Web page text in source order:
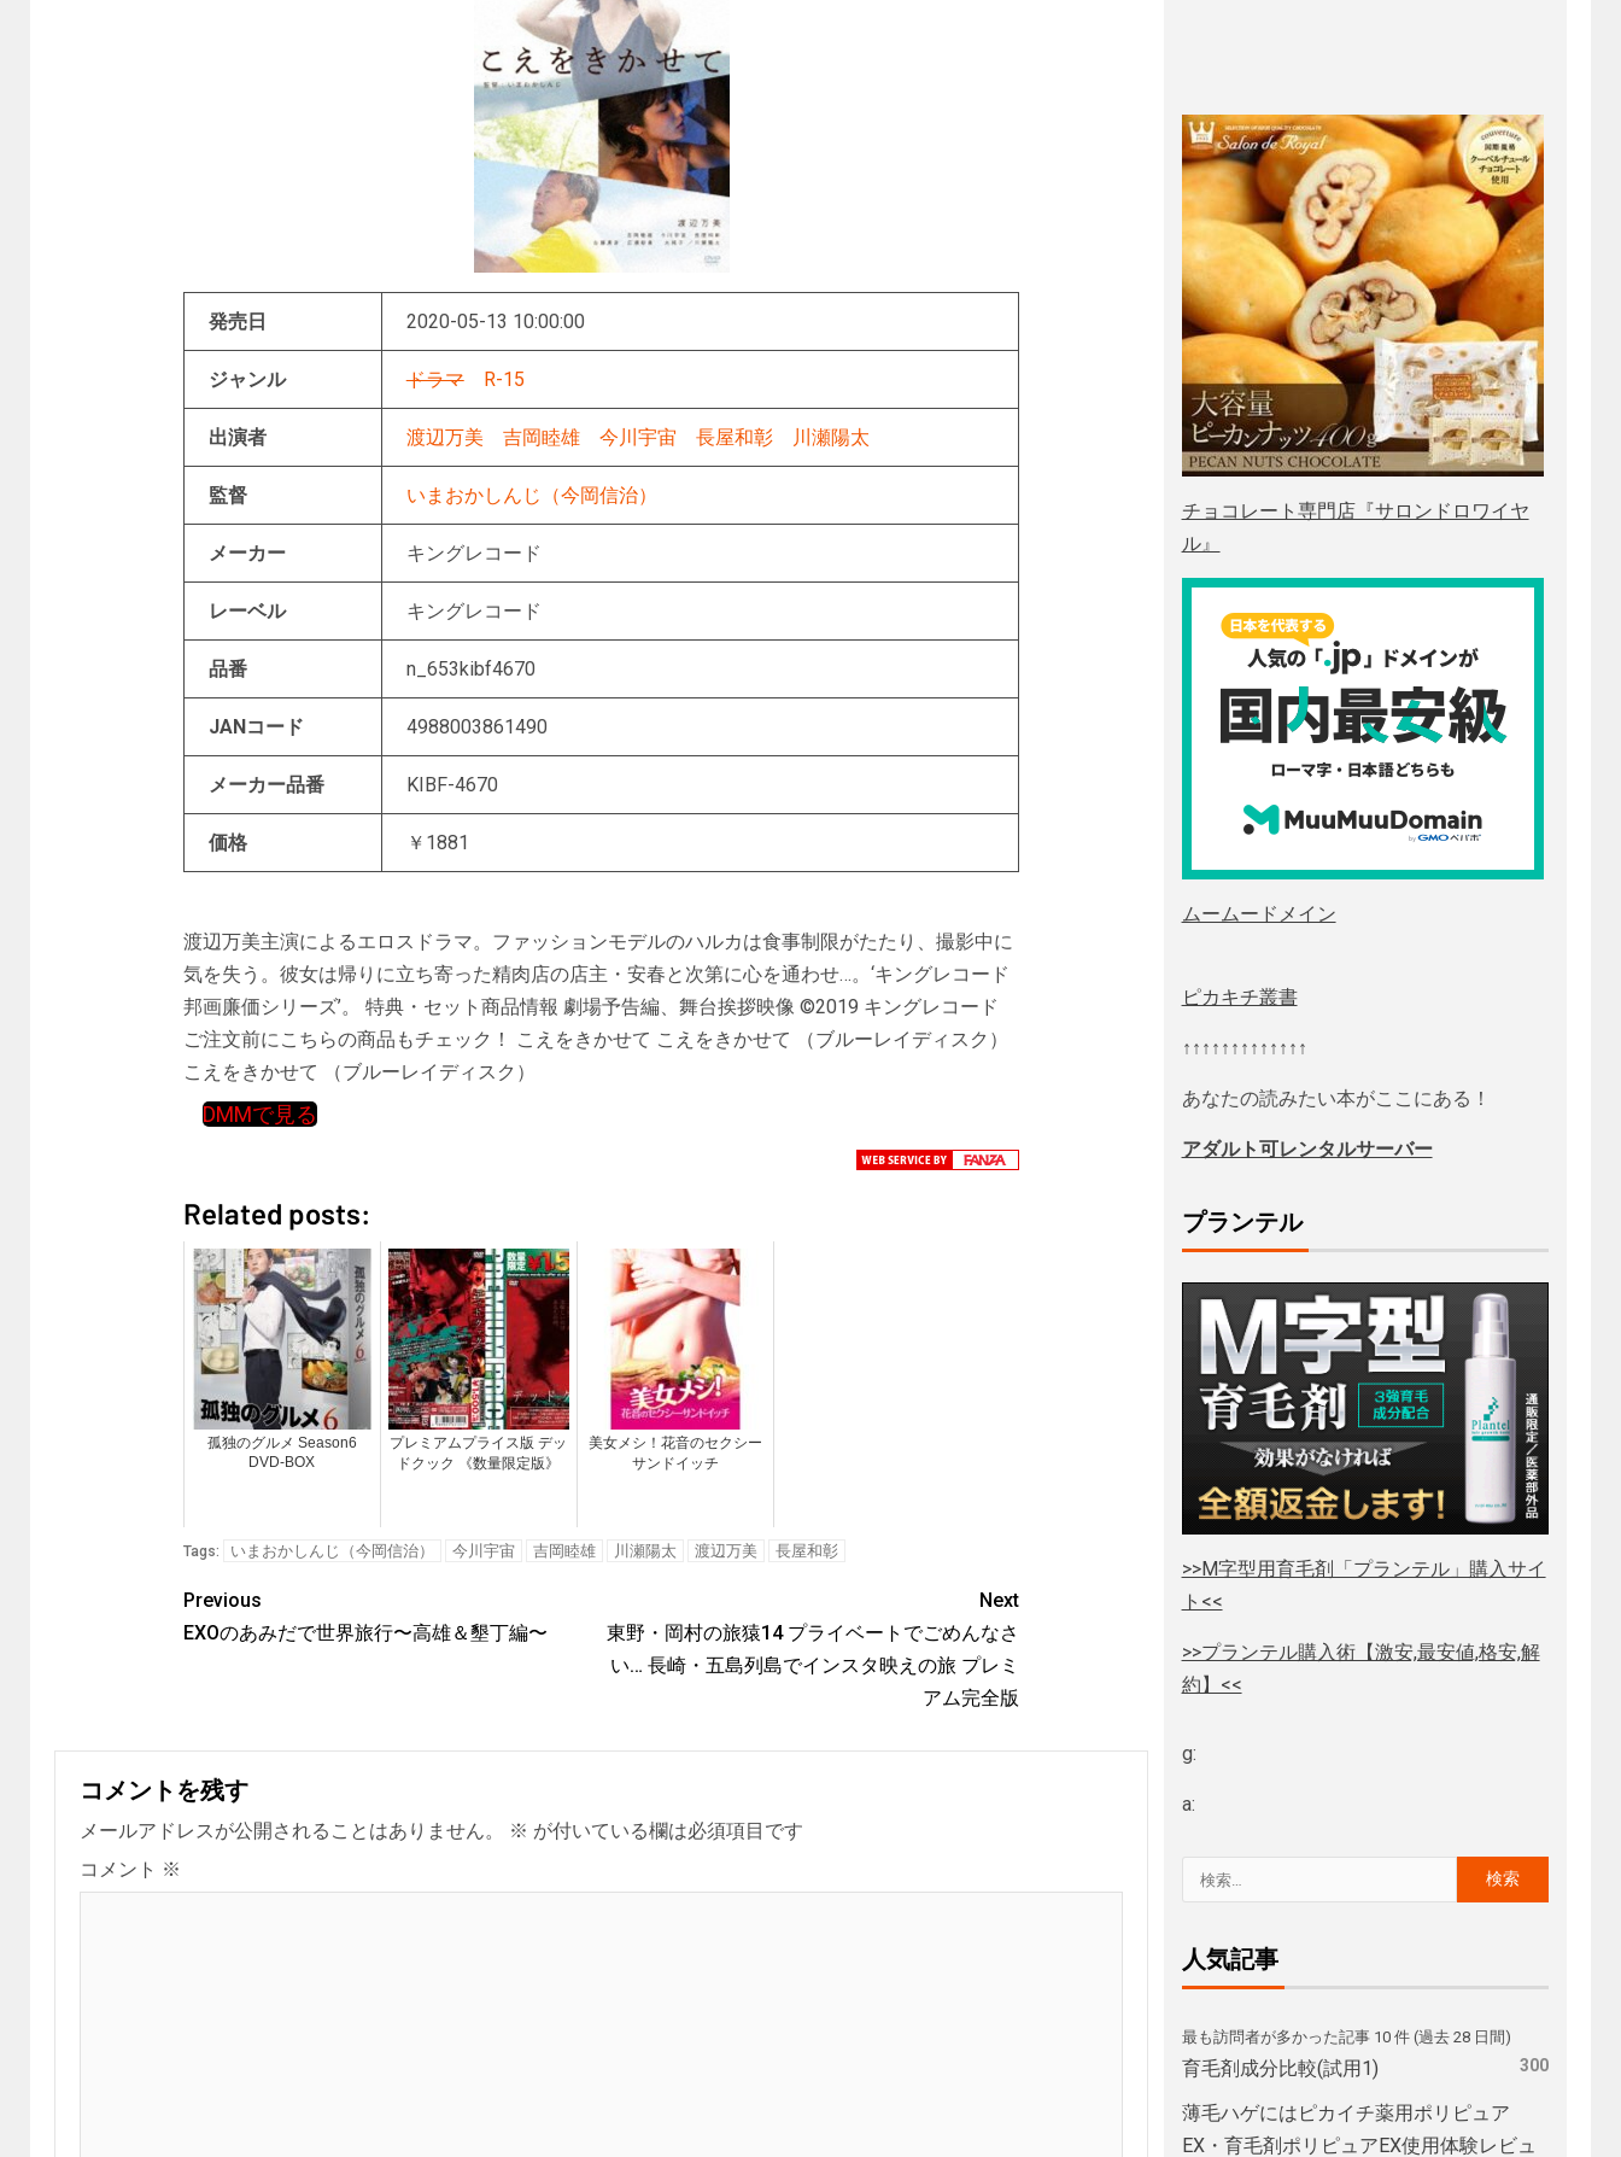
発売日 2020-05-13 10:00:00
ジャンル ドラマ R-15
出演者 渡辺万美 吉岡睦雄 今川宇宙 長屋和彰 川瀬陽太
監督 いまおかしんじ（今岡信治）
メーカー キングレコード
レーベル キングレコード
品番 n_653kibf4670
JANコード 4988003861490
メーカー品番 KIBF-4670
価格 ￥1881
渡辺万美主演によるエロスドラマ。ファッションモデルのハルカは食事制限がたたり、撮影中に
気を失う。彼女は帰りに立ち寄った精肉店の店主・安春と次第に心を通わせ…。‘キングレコード
邦画廉価シリーズ’。 特典・セット商品情報 劇場予告編、舞台挨拶映像 ©2019 キングレコード
ご注文前にこちらの商品もチェック！ こえをきかせて こえをきかせて （ブルーレイディスク）
こえをきかせて （ブルーレイディスク）
DMMで見る
Related posts:
孤独のグルメ Season6
DVD-BOX
プレミアムプライス版 デッ
ドクック 《数量限定版》
美女メシ！花音のセクシー
サンドイッチ
Tags: いまおかしんじ（今岡信治） 今川宇宙 吉岡睦雄 川瀬陽太 渡辺万美 長屋和彰
Previous
EXOのあみだで世界旅行〜高雄＆墾丁編〜
Next
東野・岡村の旅猿14 プライベートでごめんなさ
い… 長崎・五島列島でインスタ映えの旅 プレミ
アム完全版
コメントを残す
メールアドレスが公開されることはありません。 ※ が付いている欄は必須項目です
コメント ※
チョコレート専門店『サロンドロワイヤ
ル』
ムームードメイン
ピカキチ叢書
↑↑↑↑↑↑↑↑↑↑↑↑↑
あなたの読みたい本がここにある！
アダルト可レンタルサーバー
プランテル
>>M字型用育毛剤「プランテル」購入サイ
ト<<
>>プランテル購入術【激安,最安値,格安,解
約】<<
g:
a:
人気記事
最も訪問者が多かった記事 10 件 (過去 28 日間)
育毛剤成分比較(試用1) 300
薄毛ハゲにはピカイチ薬用ポリピュア
EX・育毛剤ポリピュアEX使用体験レビュ